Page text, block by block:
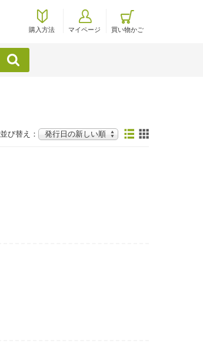
購入方法 マイページ 買い物かご
検索
並び替え：